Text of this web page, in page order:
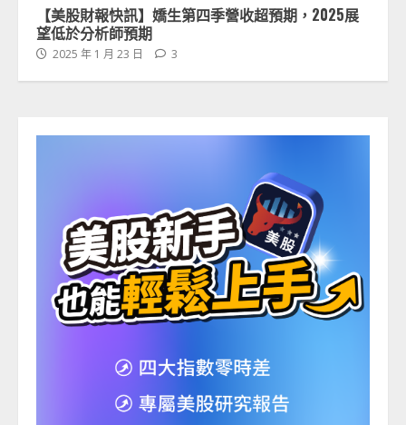
【美股財報快訊】嬌生第四季營收超預期，2025展
望低於分析師預期
2025 年 1 月 23 日 3